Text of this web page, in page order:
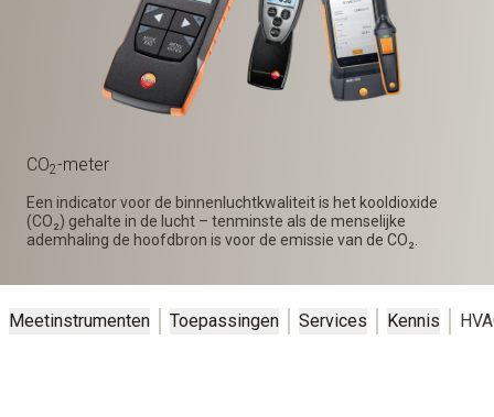
CO2-meter
Een indicator voor de binnenluchtkwaliteit is het kooldioxide
(CO₂) gehalte in de lucht – tenminste als de menselijke
ademhaling de hoofdbron is voor de emissie van de CO₂.
Meetinstrumenten Toepassingen Services Kennis